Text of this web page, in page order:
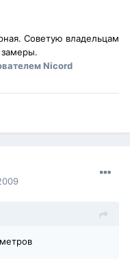
Советую владельцам
Nicord